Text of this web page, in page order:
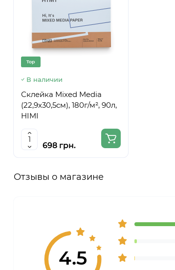
Top
В наличии
Склейка Mixed Media
(22,9х30,5см), 180г/м², 90л,
HIMI
698 грн.
Отзывы о магазине
4.5